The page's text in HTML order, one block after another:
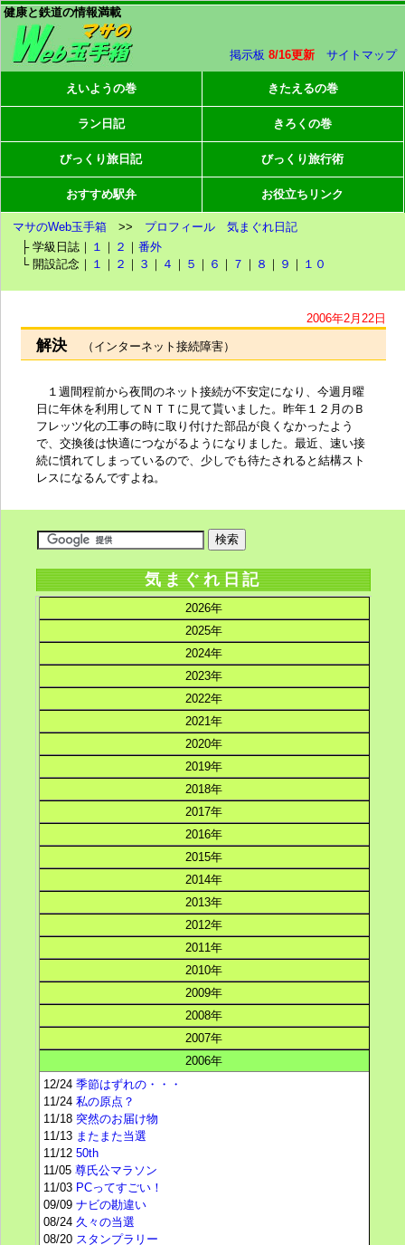
健康と鉄道の情報満載
掲示板 8/16更新 サイトマップ
えいようの巻 きたえるの巻
ラン日記 きろくの巻
びっくり旅日記 びっくり旅行術
おすすめ駅弁 お役立ちリンク
マサのWeb玉手箱 >> プロフィール
気まぐれ日記
├ 学級日誌｜ １ ｜ ２ ｜番外
└ 開設記念｜ １ ｜ ２ ｜ ３ ｜ ４ ｜ ５ ｜ ６ ｜ ７ ｜ ８ ｜ ９ ｜ １０
2006年2月22日
解決 （インターネット接続障害）
１週間程前から夜間のネット接続が不安定になり、今週月曜
日に年休を利用して ＮＴＴ に見て貰いました。昨年１２月のＢ
フレッツ化の工事の時に取り付けた部品が良くなかったよう
で、交換後は快適につながるようになりました。最近、速い接
続に慣れてしまっているので、少しでも待たされると結構スト
レスになるんですよね。
気まぐれ日記